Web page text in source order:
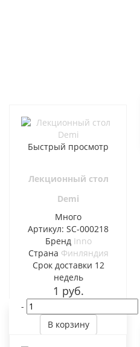
Быстрый просмотр
Лекционный стол
Demi
Много
Артикул: SC-000218
Бренд Inno
Страна Финляндия
Cрок доставки 12
недель
1 руб.
-
В корзину